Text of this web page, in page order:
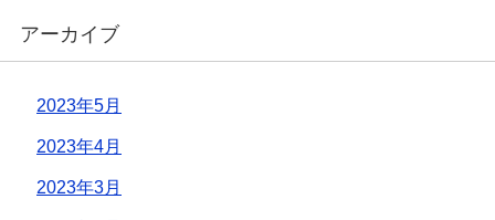
アーカイブ
2023年5月
2023年4月
2023年3月